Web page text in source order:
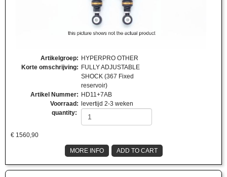
Artikelgroep: HYPERPRO OTHER
Korte omschrijving: FULLY ADJUSTABLE
SHOCK (367 Fixed
reservoir)
Artikel Nummer: HD11+7AB
Voorraad :
levertijd 2-3 weken
quantity:
€ 1560,90
MORE INFO ADD TO CART